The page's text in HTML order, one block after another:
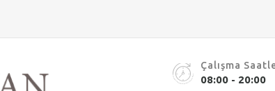
Çalışma
08:00 - 20:00